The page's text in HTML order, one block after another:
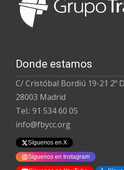
Donde estamos
C/ Cristóbal Bordiú 19-21 2º
28003 Madrid
Tel.: 91 534 60 05
info@fbycc.org
Síguenos en X
Síguenos en Instagram